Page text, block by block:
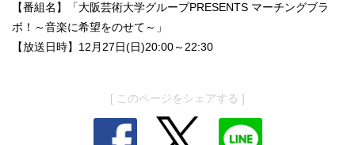
【番組名】「大阪芸術大学グループPRESENTS マーチングブラ
ボ！～音楽に希望をのせて～」
【放送日時】12月27日(日)20:00～22:30
[ このページをシェアする ]